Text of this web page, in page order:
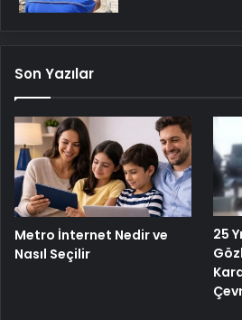
Son Yazılar
Metro İnternet Nedir ve
Nasıl Seçilir
25